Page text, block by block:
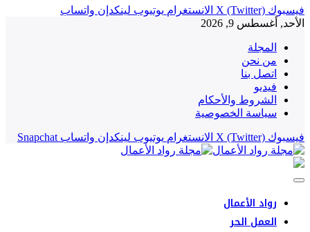
فيسبوك X (Twitter) الانستغرام يوتيوب لينكدإن واتساب
الأحد, أغسطس 9, 2026
المجلة
من نحن
اتصل بنا
فيديو
الشروط والأحكام
سياسة الخصوصية
فيسبوك X (Twitter) الانستغرام يوتيوب لينكدإن واتساب Snapchat
رواد الأعمال
العمل الحر